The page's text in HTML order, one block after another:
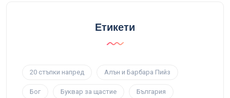
Етикети
20 стъпки напред Алън и Барбара Пийз
Бог Буквар за щастие България